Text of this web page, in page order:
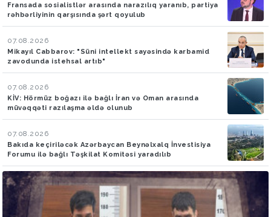
Fransada sosialistlər arasında narazılıq yaranıb, partiya
rəhbərliyinin qarşısında şərt qoyulub
07.08.2026
Mikayıl Cabbarov: "Süni intellekt sayəsində karbamid
zavodunda istehsal artıb"
07.08.2026
KİV: Hörmüz boğazı ilə bağlı İran və Oman arasında
müvəqqəti razılaşma əldə olunub
07.08.2026
Bakıda keçiriləcək Azərbaycan Beynəlxalq İnvestisiya
Forumu ilə bağlı Təşkilat Komitəsi yaradılıb